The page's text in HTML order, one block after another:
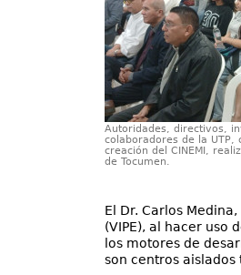
Autoridades, directivos,
colaboradores de la
creación del CINEMI,
de Tocumen.
El Dr. Carlos
(VIPE), al hacer uso
los motores de
son centros aislados